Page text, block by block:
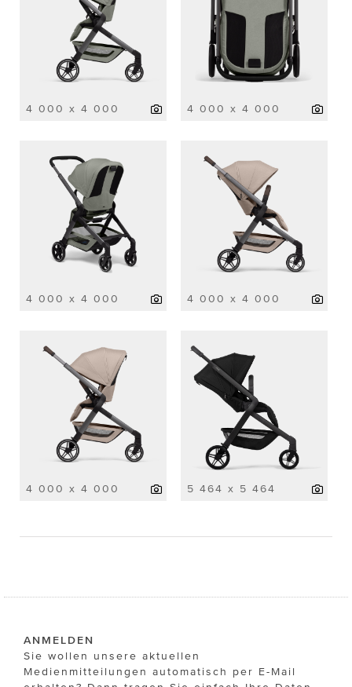
4 000 x 4 000 4 000 x 4 000
4 000 x 4 000 4 000 x 4 000
4 000 x 4 000 5 464 x 5 464
ANMELDEN
Sie wollen unsere aktuellen
Medienmitteilungen automatisch per E-Mail